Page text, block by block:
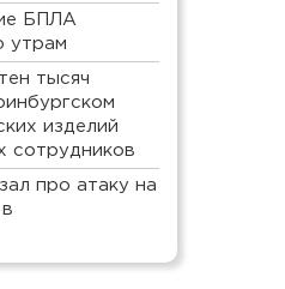
БПЛА
утрам
тысяч
изделий
сотрудников
про атаку на